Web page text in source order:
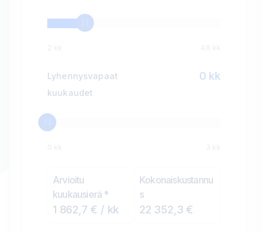
Lyhennysvapaat
kuukaudet
0 kk
Arvioitu
kuukausierä *
1 862,7 € / kk
Kokonaiskustannu
s
22 352,3 €